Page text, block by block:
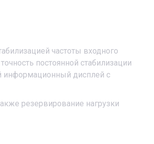
частоты входного
постоянной стабилизации
информационный дисплей с
резервирование нагрузки